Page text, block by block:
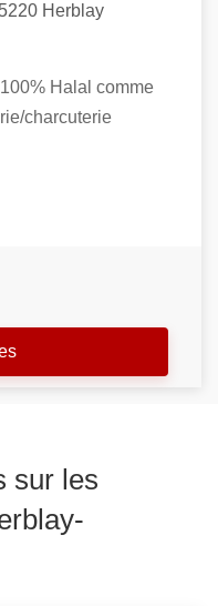
Herblay
Halal comme
charcuterie
sur les